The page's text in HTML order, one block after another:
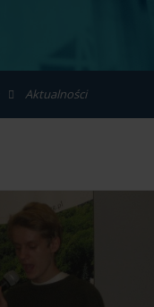
Aktualności